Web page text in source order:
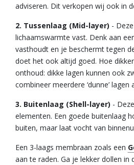
adviseren. Dit verkopen wij ook in
2. Tussenlaag (Mid-layer) -
lichaamswarmte vast. Denk aan
vasthoudt en je beschermt tegen
doet het ook altijd goed. Hoe
onthoud: dikke lagen kunnen ook
combineer meerdere ‘dunne’
3. Buitenlaag (Shell-layer) -
elementen. Een goede buitenlaag
buiten, maar laat vocht van
Een 3-laags membraan zoals een
aan te raden. Ga je lekker dollen in